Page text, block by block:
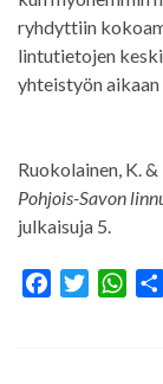
ryhdyttiin
lintutietojen
yhteistyön
Ruokolainen, K.
Pohjois-Savon
julkaisuja 5.
W